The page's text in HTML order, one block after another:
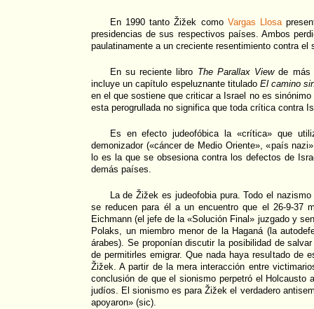
En 1990 tanto Žižek como Vargas Llosa
presidencias de sus respectivos países. Ambos
paulatinamente a un creciente resentimiento contra el
En su reciente libro The Parallax Viewde más
incluye un capítulo espeluznante titulado El camino
en el que sostiene que criticar a Israel no es
esta perogrullada no significa que toda crítica contra
Es en efecto judeofóbica la «crítica» que
demonizador («cáncer de Medio Oriente», «país
lo es la que se obsesiona contra los defectos de
demás países.
La de Žižek es judeofobia pura. Todo el
se reducen para él a un encuentro que el 26-9-37
Eichmann (el jefe de la «Solución Final» juzgado y
Polaks, un miembro menor de la Haganá (la
árabes). Se proponían discutir la posibilidad de
de permitirles emigrar. Que nada haya resultado de
Žižek. A partir de la mera interacción entre
conclusión de que el sionismo perpetró el Holcausto
judíos. El sionismo es para Žižek el verdadero
apoyaron» (sic).